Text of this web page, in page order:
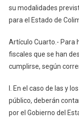
su modalidades
para el Estado de
Artículo Cuarto.- Para
fiscales que se han
cumplirse, según
I. En el caso de las y
público, deberán
por el Gobierno del